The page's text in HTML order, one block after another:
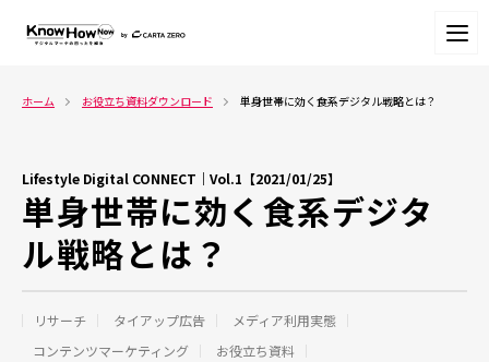
ホーム お役立ち資料ダウンロード 単身世帯に効く食系デジタル戦略とは？
Lifestyle Digital CONNECT｜Vol.1【2021/01/25】
単身世帯に効く食系デジタ
ル戦略とは？
リサーチ タイアップ広告
メディア利用実態
コンテンツマーケティング
お役立ち資料